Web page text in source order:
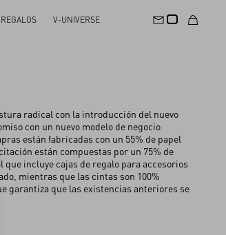
REGALOS V-UNIVERSE
radical con la introducción del nuevo
con un nuevo modelo de negocio
están fabricadas con un 55% de papel
están compuestas por un 75% de
que incluye cajas de regalo para accesorios
mientras que las cintas son 100%
garantiza que las existencias anteriores se